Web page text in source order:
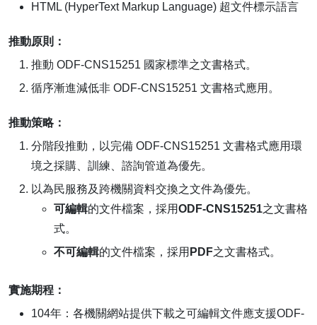
HTML (HyperText Markup Language) 超文件標示語言
推動原則：
推動 ODF-CNS15251 國家標準之文書格式。
循序漸進減低非 ODF-CNS15251 文書格式應用。
推動策略：
分階段推動，以完備 ODF-CNS15251 文書格式應用環
境之採購、訓練、諮詢管道為優先。
以為民服務及跨機關資料交換之文件為優先。
可編輯的文件檔案，採用ODF-CNS15251之文書格
式。
不可編輯的文件檔案，採用 PDF之文書格式。
實施期程：
104年：各機關網站提供下載之可編輯文件應支援ODF-